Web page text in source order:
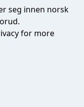
seg innen norsk
for more